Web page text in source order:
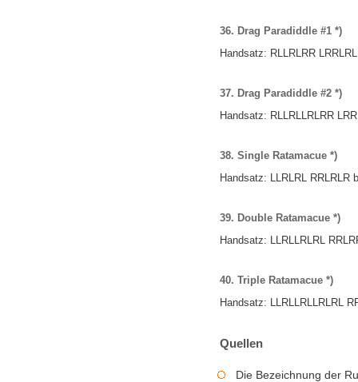
36. Drag Paradiddle #1 *)
Handsatz: RLLRLRR
37. Drag Paradiddle #2 *)
Handsatz: RLLRLLRLRR
38. Single Ratamacue *)
Handsatz: LLRLRL RRLRLR
39. Double Ratamacue *)
Handsatz: LLRLLRLRL
40. Triple Ratamacue *)
Handsatz: LLRLLRLLRLRL
Quellen
Die Bezeichnung der